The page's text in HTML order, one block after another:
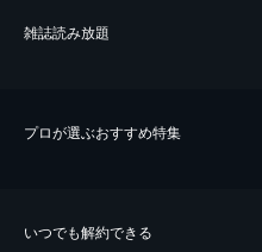
雑誌読み放題
プロが選ぶおすすめ特集
いつでも解約できる